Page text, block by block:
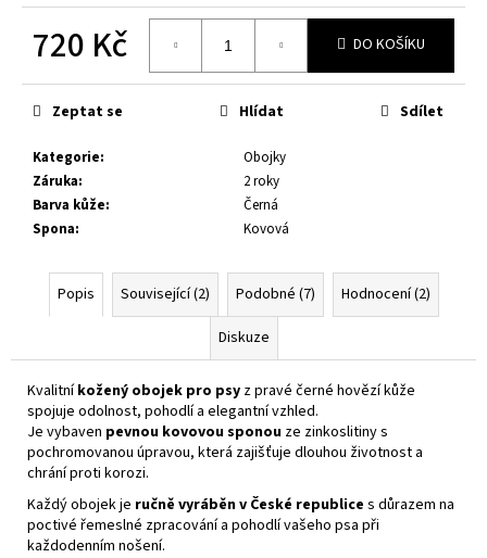
720 Kč
cena:
DO KOŠÍKU
Kategorie:
Obojky
Záruka:
2 roky
Barva kůže:
Černá
Spona: Kovová
Zeptat se Hlídat Sdílet
Popis Související (2) Podobné (7)
Hodnocení (2)
Diskuze
Kvalitníkožený obojek pro psy z pravé černé hovězí kůže
spojuje odolnost, pohodlí a elegantní vzhled.
Je vybaven pevnou kovovou sponou ze zinkoslitiny s
pochromovanou úpravou, která zajišťuje dlouhou životnost a
chrání proti korozi.
Každý obojek je ručně vyráběn v České republice s důrazem na
poctivé řemeslné zpracování a pohodlí vašeho psa při
každodenním nošení.
e
m
10
Kč